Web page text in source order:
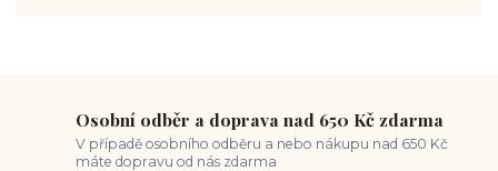
Osobní odběr a doprava nad 650 Kč zdarma
V případě osobního odběru a nebo nákupu nad 650 Kč
máte dopravu od nás zdarma